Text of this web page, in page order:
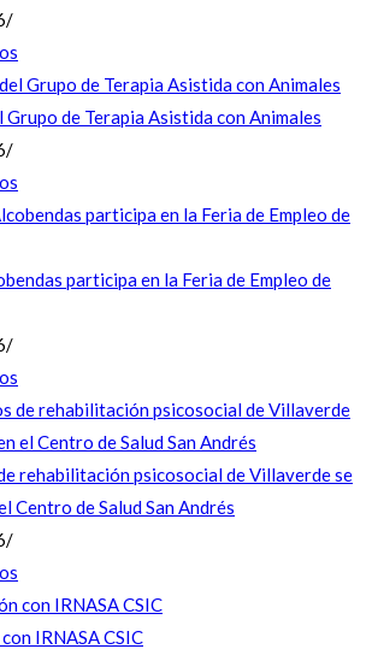
/
Grupo de Terapia Asistida con Animales
/
participa en la Feria de Empleo de
/
rehabilitación psicosocial de Villaverde se
Centro de Salud San Andrés
/
IRNASA CSIC